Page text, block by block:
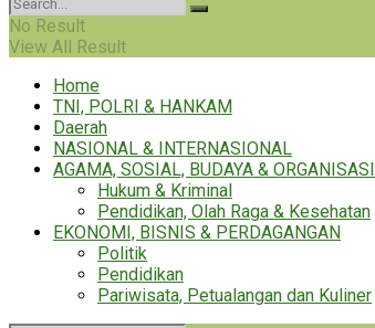
No Result
View All Result
Home
TNI, POLRI & HANKAM
Daerah
NASIONAL & INTERNASIONAL
AGAMA, SOSIAL, BUDAYA & ORGANISASI
Hukum & Kriminal
Pendidikan, Olah Raga & Kesehatan
EKONOMI, BISNIS & PERDAGANGAN
Politik
Pendidikan
Pariwisata, Petualangan dan Kuliner